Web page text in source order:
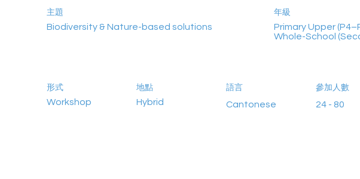
主題
Biodiversity & Nature-based solutions
年級
Primary Upper
Whole-School
形式
Workshop
地點
Hybrid
語言
Cantonese
參加人數
24 - 80